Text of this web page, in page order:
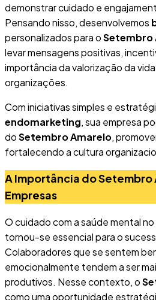
demonstrar cuidado e
Pensando nisso, desenvolvemos
personalizados para oSetembro
levar mensagens positivas,
importância da valorização da
organizações.
Com iniciativas simples e
endomarketing, sua empresa
doSetembro Amarelo,
fortalecendo a cultura
A Importância do Setembro
Empresas
O cuidado com a saúde mental
tornou-se essencial para o
Colaboradores que se sentem
emocionalmente tendem a ser
produtivos. Nesse contexto, o
como uma oportunidade